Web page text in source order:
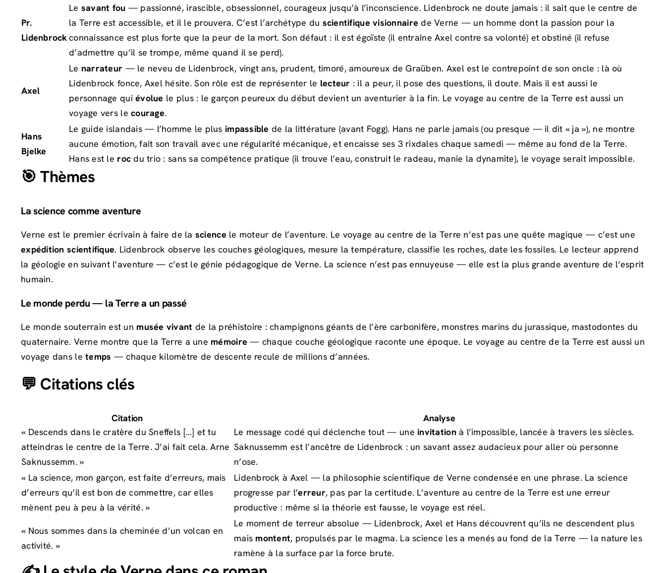
Pr.
Lidenbrock
Le savant fou — passionné, irascible, obsessionnel, courageux jusqu’à l’inconscience. Lidenbrock ne doute jamais : il sait que le centre de
la Terre est accessible, et il le prouvera. C’est l’archétype du scientifique visionnaire de Verne — un homme dont la passion pour la
connaissance est plus forte que la peur de la mort. Son défaut : il est égoïste (il entraîne Axel contre sa volonté) et obstiné (il refuse
d’admettre qu’il se trompe, même quand il se perd).
Axel
Le narrateur — le neveu de Lidenbrock, vingt ans, prudent, timoré, amoureux de Graüben. Axel est le contrepoint de son oncle : là où
Lidenbrock fonce, Axel hésite. Son rôle est de représenter le lecteur : il a peur, il pose des questions, il doute. Mais il est aussi le
personnage quiévolue le plus : le garçon peureux du début devient un aventurier à la fin. Le voyage au centre de la Terre est aussi un
voyage vers lecourage.
Hans
Bjelke
Le guide islandais — l’homme le plus impassible de la littérature (avant Fogg). Hans ne parle jamais (ou presque — il dit « ja »), ne montre
aucune émotion, fait son travail avec une régularité mécanique, et encaisse ses 3 rixdales chaque samedi — même au fond de la Terre.
Hans est le roc du trio : sans sa compétence pratique (il trouve l’eau, construit le radeau, manie la dynamite), le voyage serait impossible.
🎯 Thèmes
La science comme aventure
Verne est le premier écrivain à faire de la science le moteur de l’aventure. Le voyage au centre de la Terre n’est pas une quête magique — c’est une
expédition scientifique. Lidenbrock observe les couches géologiques, mesure la température, classifie les roches, date les fossiles. Le lecteur apprend
la géologie en suivant l’aventure — c’est le génie pédagogique de Verne. La science n’est pas ennuyeuse — elle est la plus grande aventure de l’esprit
humain.
Le monde perdu — la Terre a un passé
Le monde souterrain est un musée vivant de la préhistoire : champignons géants de l’ère carbonifère, monstres marins du jurassique, mastodontes du
quaternaire. Verne montre que la Terre a une mémoire — chaque couche géologique raconte une époque. Le voyage au centre de la Terre est aussi un
voyage dans letemps — chaque kilomètre de descente recule de millions d’années.
💬 Citations clés
Citation
Analyse
« Descends dans le cratère du Sneffels […] et tu
atteindras le centre de la Terre. J’ai fait cela. Arne
Saknussemm. »
Le message codé qui déclenche tout — une invitationà l’impossible, lancée à travers les siècles.
Saknussemm est l’ancêtre de Lidenbrock : un savant assez audacieux pour aller où personne
n’ose.
« La science, mon garçon, est faite d’erreurs, mais
d’erreurs qu’il est bon de commettre, car elles
mènent peu à peu à la vérité. »
Lidenbrock à Axel — la philosophie scientifique de Verne condensée en une phrase. La science
progresse par l’erreur, pas par la certitude. L’aventure au centre de la Terre est une erreur
productive : même si la théorie est fausse, le voyage est réel.
« Nous sommes dans la cheminée d’un volcan en
activité. »
Le moment de terreur absolue — Lidenbrock, Axel et Hans découvrent qu’ils ne descendent plus
mais montent, propulsés par le magma. La science les a menés au fond de la Terre — la nature les
ramène à la surface par la force brute.